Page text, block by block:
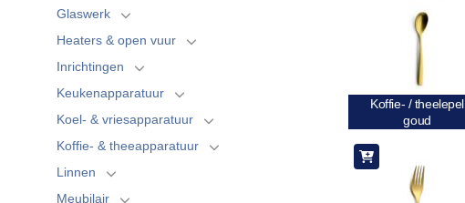
Glaswerk
Heaters & open vuur
Inrichtingen
Keukenapparatuur
Koel- & vriesapparatuur
Koffie- & theeapparatuur
Linnen
Meubilair
Koffie- / theelepel
goud